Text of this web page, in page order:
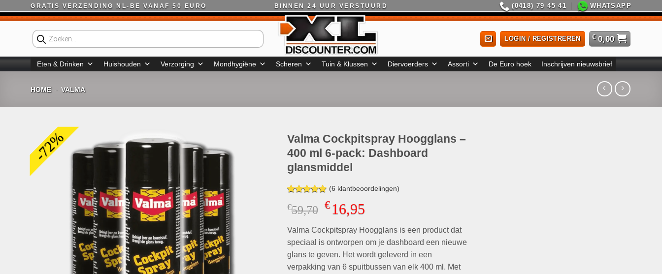
naar
GRATIS VERZENDING NL-BE VANAF 50 EURO BINNEN 24 UUR VERSTUURD (0418) 79 45 41 WHATSAPP
Producten
zoeken
LOGIN / REGISTREREN € 0,00
Eten & Drinken Huishouden Verzorging Mondhygiëne Scheren Tuin & Klussen Diervoerders Assorti De Euro hoek Inschrijven nieuwsbrief
HOME - VALMA
-72%
Valma Cockpitspray Hoogglans –
400 ml 6-pack: Dashboard
glansmiddel
Gewaardeerd
4.83op 5
gebaseerd
waarderingen
(6 klantbeoordelingen)
€59,70 Oorspronkelijke
was:
€59,70.
€16,95Huidige
is:
€16,95.
Valma Cockpitspray Hoogglans is een product dat
speciaal is ontworpen om je dashboard een nieuwe
glans te geven. Het wordt geleverd in een
verpakking van 6 spuitbussen van elk 400 ml. Met